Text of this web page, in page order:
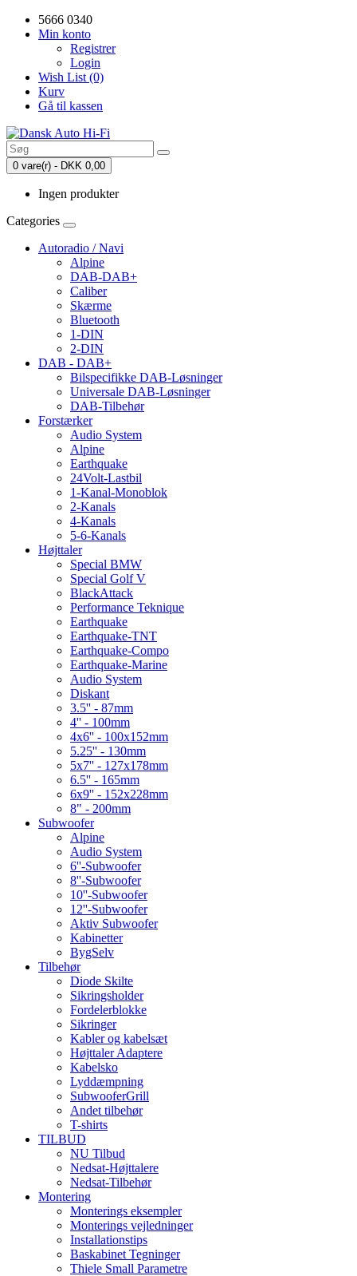
5666 0340
Min konto
Registrer
Login
Wish List (0)
Kurv
Gå til kassen
0 vare(r) - DKK 0,00
Ingen produkter
Categories
Autoradio / Navi
Alpine
DAB-DAB+
Caliber
Skærme
Bluetooth
1-DIN
2-DIN
DAB - DAB+
Bilspecifikke DAB-Løsninger
Universale DAB-Løsninger
DAB-Tilbehør
Forstærker
Audio System
Alpine
Earthquake
24Volt-Lastbil
1-Kanal-Monoblok
2-Kanals
4-Kanals
5-6-Kanals
Højttaler
Special BMW
Special Golf V
BlackAttack
Performance Teknique
Earthquake
Earthquake-TNT
Earthquake-Compo
Earthquake-Marine
Audio System
Diskant
3.5'' - 87mm
4'' - 100mm
4x6'' - 100x152mm
5.25'' - 130mm
5x7'' - 127x178mm
6.5'' - 165mm
6x9'' - 152x228mm
8" - 200mm
Subwoofer
Alpine
Audio System
6''-Subwoofer
8''-Subwoofer
10''-Subwoofer
12''-Subwoofer
Aktiv Subwoofer
Kabinetter
BygSelv
Tilbehør
Diode Skilte
Sikringsholder
Fordelerblokke
Sikringer
Kabler og kabelsæt
Højttaler Adaptere
Kabelsko
Lyddæmpning
SubwooferGrill
Andet tilbehør
T-shirts
TILBUD
NU Tilbud
Nedsat-Højttalere
Nedsat-Tilbehør
Montering
Monterings eksempler
Monterings vejledninger
Installationstips
Baskabinet Tegninger
Thiele Small Parametre